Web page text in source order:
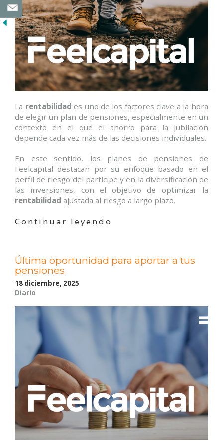
Renta»
La rentabilidad es uno de los factores clave a la hora
de elegir un plan de pensiones, especialmente en un
contexto en el que el ahorro para la jubilación
depende cada vez más de las decisiones individuales.
En este sentido, los planes de pensiones de
Feelcapital destacan por su enfoque basado en el
perfil de riesgo del partícipe y en la diversificación de
las inversiones, con el objetivo de optimizar la
rentabilidad ajustada al riesgo a largo plazo.
Continuar leyendo
planes
Feelcapital»
Última oportunidad para aportar a tus
pensiones
18 diciembre, 2025
Diario